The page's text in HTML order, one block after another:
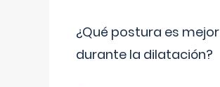
¿Qué postura es mejor
durante la dilatación?